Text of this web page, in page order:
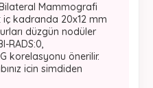
Mammografi
kadranda 20x12 mm
düzgün nodüler
RADS:0,
korelasyonu önerilir.
icin simdiden